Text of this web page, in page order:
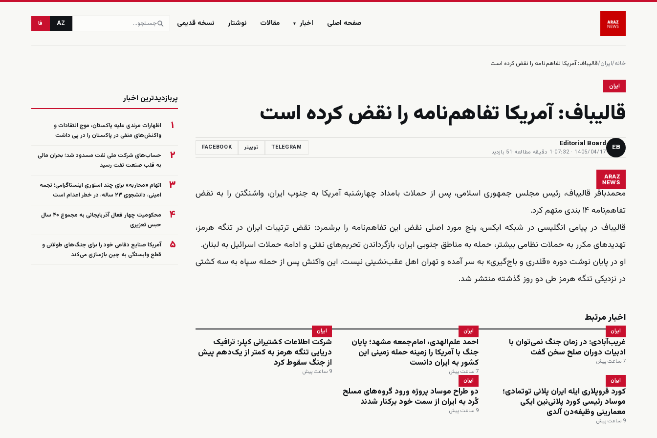
صفحه اصلی اخبار ▾ مقالات نوشتار نسخه قدیمی AZ فا
خانه/ایران/قالیباف: آمریکا تفاهم‌نامه را نقض کرده است
ایران
قالیباف: آمریکا تفاهم‌نامه را نقض کرده است
EB
Editorial Board
1405/04/17 · 07:32
·1 دقیقه مطالعه ·51 بازدید
TELEGRAM توییتر FACEBOOK
ARAZ
NEWS
محمدباقر قالیباف، رئیس مجلس جمهوری اسلامی، پس از حملات بامداد چهارشنبه آمریکا به جنوب ایران، واشنگتن را به نقض
تفاهم‌نامه ۱۴ بندی متهم کرد.
قالیباف در پیامی انگلیسی در شبکه ایکس، پنج مورد اصلی نقض این تفاهم‌نامه را برشمرد: نقض ترتیبات ایران در تنگه هرمز،
تهدیدهای مکرر به حملات نظامی بیشتر، حمله به مناطق جنوبی ایران، بازگرداندن تحریم‌های نفتی و ادامه حملات اسرائیل به لبنان.
او در پایان نوشت دوره «قلدری و باج‌گیری» به سر آمده و تهران اهل عقب‌نشینی نیست. این واکنش پس از حمله سپاه به سه کشتی
در نزدیکی تنگه هرمز طی دو روز گذشته منتشر شد.
اخبار مرتبط
ایران
غریب‌آبادی: در زمان جنگ نمی‌توان با
ادبیات دوران صلح سخن گفت
7 ساعت پیش
ایران
احمد علم‌الهدی، امام‌جمعه مشهد؛ پایان
جنگ با آمریکا را زمینه حمله زمینی این
کشور به ایران دانست
7 ساعت پیش
ایران
شرکت اطلاعات کشتیرانی کپلر: ترافیک
دریایی تنگه هرمز به کمتر از یک‌دهم پیش
از جنگ سقوط کرد
9 ساعت پیش
ایران
کورد قروپلاری ایله ایران پلانی توتمادی؛
موساد رئیسی کورد پلانی‌نین ایکی
معمارینی وظیفه‌دن آلدی
9 ساعت پیش
ایران
دو طراح موساد پروژه ورود گروه‌های مسلح
کُرد به ایران از سمت خود برکنار شدند
9 ساعت پیش
پربازدیدترین اخبار
۱
اظهارات مرندی علیه پاکستان، موج انتقادات و
واکنش‌های منفی در پاکستان را در پی داشت
۲
حساب‌های شرکت ملی نفت مسدود شد؛ بحران مالی
به قلب صنعت نفت رسید
۳
اتهام «محاربه» برای چند استوری اینستاگرامی؛ نجمه
امینی، دانشجوی ۲۳ ساله، در خطر اعدام است
۴
محکومیت چهار فعال آذربایجانی به مجموع ۴۰ سال
حبس تعزیری
۵
آمریکا صنایع دفاعی خود را برای جنگ‌های طولانی و
قطع وابستگی به چین بازسازی می‌کند